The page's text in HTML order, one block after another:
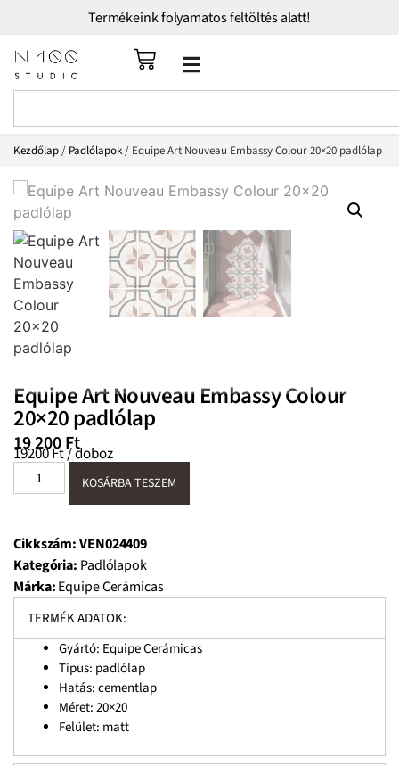
Termékeink folyamatos feltöltés alatt!
Kezdőlap/ Padlólapok/ Equipe Art Nouveau Embassy Colour 20×20 padlólap
Equipe Art Nouveau Embassy Colour
20×20 padlólap
19 200Ft
19200 Ft / doboz
KOSÁRBA TESZEM
Cikkszám:VEN024409
Kategória: Padlólapok
Márka:Equipe Cerámicas
TERMÉK ADATOK:
Gyártó: Equipe Cerámicas
Típus: padlólap
Hatás: cementlap
Méret: 20×20
Felület: matt